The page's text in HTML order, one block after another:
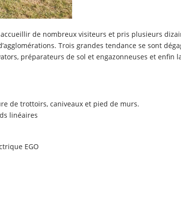
accueillir de nombreux visiteurs et pris plusieurs
Trois grandes tendance se sont
préparateurs de sol et engazonneuses et enfin
de trottoirs, caniveaux et pied de murs.
linéaires
EGO